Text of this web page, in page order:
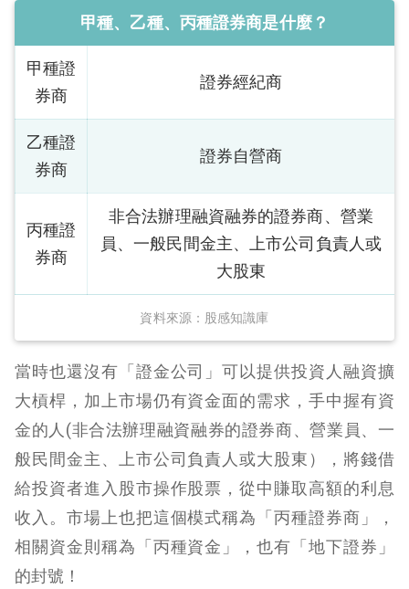
甲種、乙種、丙種證券商是什麼？
資料來源：股感知識庫
甲種證
券商
證券經紀商
乙種證
券商
證券自營商
丙種證
券商
非合法辦理融資融券的證券商、營業
員、一般民間金主、上市公司負責人或
大股東
當時也還沒有「證金公司」可以提供投資人融資擴
大槓桿，加上市場仍有資金面的需求，手中握有資
金的人(非合法辦理融資融券的證券商、營業員、一
般民間金主、上市公司負責人或大股東），將錢借
給投資者進入股市操作股票，從中賺取高額的利息
收入。市場上也把這個模式稱為「丙種證券商」，
相關資金則稱為「丙種資金」，也有「地下證券」
的封號！